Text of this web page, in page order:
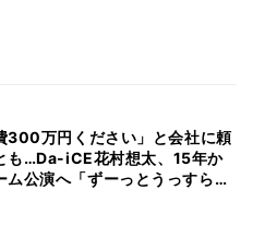
300万円ください」と会社に頼
も…Da-iCE花村想太、15年か
ム公演へ「ずーっとうっすらや
上がり続けられていた」